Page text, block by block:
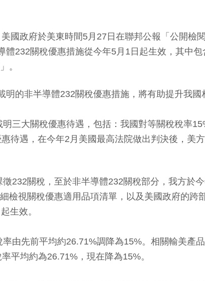
國政府於美東時間5月27日在聯邦公報「公開檢
232關稅優惠措施從今年5月1日起生效，其中
。
的非半導體232關稅優惠措施，將有助提升我
三大關稅優惠待遇，包括：我國對等關稅稅率
待遇，在今年2月美國最高法院做出判決後，美
232關稅，至於非半導體232關稅部分，我方於
檢視關稅優惠適用品項清單，以及美國政府的
生效。
由先前平均約26.71%調降為15%。相關輸美產
平均約為26.71%，現在降為15%。